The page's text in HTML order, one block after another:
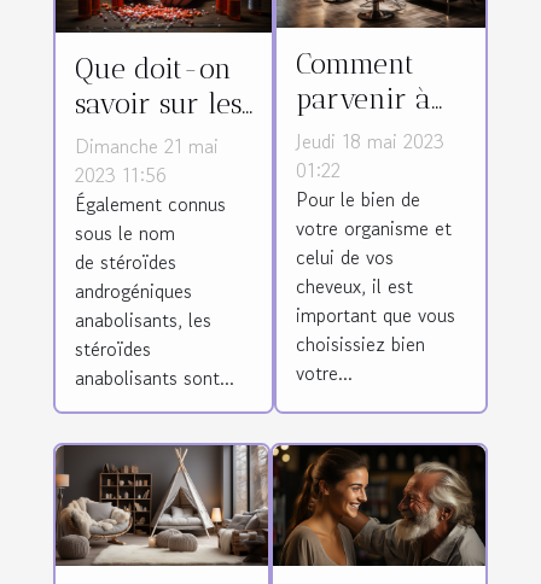
Que doit-on
savoir sur les
stéroïdes
anabolisants ?
Dimanche 21 mai
2023 11:56
Également connus
sous le nom
de stéroïdes
androgéniques
anabolisants, les
stéroïdes
anabolisants sont...
Comment
parvenir à
bien choisir
son salon de
coiffure ?
Jeudi 18 mai 2023
01:22
Pour le bien de
votre organisme et
celui de vos
cheveux, il est
important que vous
choisissiez bien
votre...